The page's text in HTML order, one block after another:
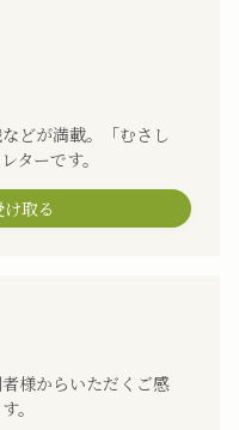
どが満載。「むさし
ターです。
取る
様からいただくご感
。